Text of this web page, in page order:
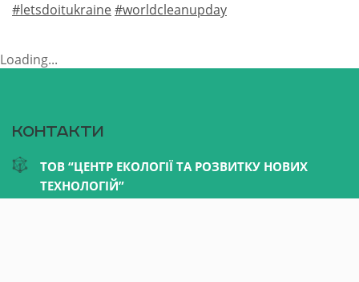
#letsdoitukraine#worldcleanupday
Loading...
Контакти
ТОВ “ЦЕНТР ЕКОЛОГІЇ ТА РОЗВИТКУ НОВИХ
ТЕХНОЛОГІЙ”